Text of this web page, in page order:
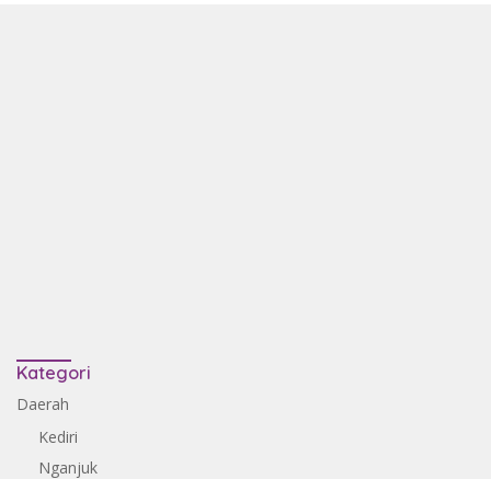
Kategori
Daerah
Kediri
Nganjuk